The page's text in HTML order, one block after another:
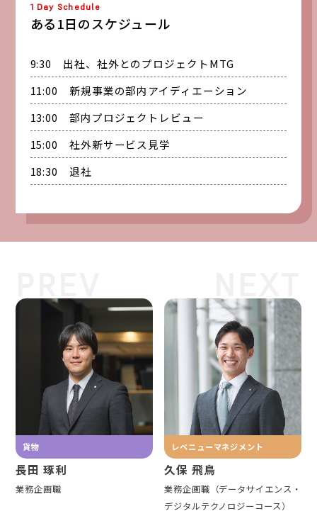
1 Day Schedule
ある1日のスケジュール
9:30 出社、社外とのプロジェクトMTG
11:00 新規事業の部内アイディエーション
13:00 部内プロジェクトレビュー
15:00 社外新サービス見学
18:30 退社
貨物
長田 琢利
業務企画職
レベニューマネジメント
久保 飛鳥
業務企画職（データサイエンス・
デジタルテクノロジーコース）